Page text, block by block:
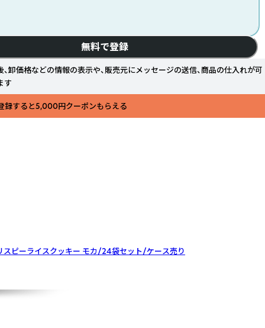
無料で登録
、卸価格などの情報の表示や、販売元にメッセージの送信、商品の仕入れが可
す
登録すると5,000円クーポンもらえる
ピーライスクッキー モカ/24袋セット/ケース売り